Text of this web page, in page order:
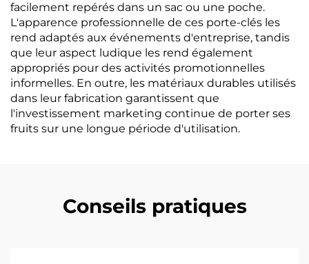
facilement repérés dans un sac ou une poche.
L'apparence professionnelle de ces porte-clés les
rend adaptés aux événements d'entreprise, tandis
que leur aspect ludique les rend également
appropriés pour des activités promotionnelles
informelles. En outre, les matériaux durables utilisés
dans leur fabrication garantissent que
l'investissement marketing continue de porter ses
fruits sur une longue période d'utilisation.
Conseils pratiques